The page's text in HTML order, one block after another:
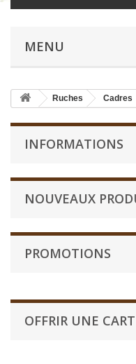
MENU
Ruches Cadres
INFORMATIONS
NOUVEAUX
PROMOTIONS
OFFRIR UNE